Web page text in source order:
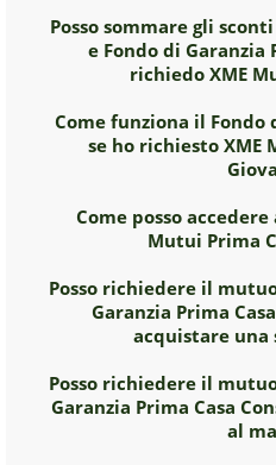
Posso sommare gli
e Fondo di Garanzia
richiedo XME
Come funziona il Fondo
se ho richiesto XME
Come posso
Mutui Prima
Posso richiedere il
Garanzia Prima
acquistare una
Posso richiedere il
Garanzia Prima Casa
al